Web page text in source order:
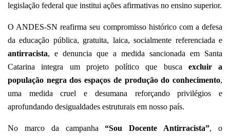
legislação federal que institui ações afirmativas no ensino superior.
O ANDES-SN reafirma seu compromisso histórico com a defesa
da educação pública, gratuita, laica, socialmente referenciada e
antirracista, e denuncia que a medida sancionada em Santa
Catarina integra um projeto político que busca excluir a
população negra dos espaços de produção do conhecimento,
uma medida cruel e desumana reforçando privilégios e
aprofundando desigualdades estruturais em nosso país.
No marco da campanha“Sou Docente Antirracista”, o